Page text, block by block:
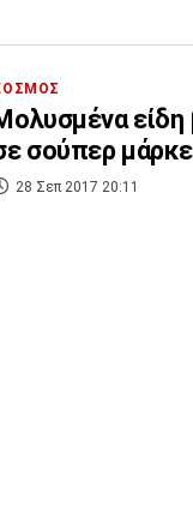
σούπερ
28 Σεπ 2017 20:11